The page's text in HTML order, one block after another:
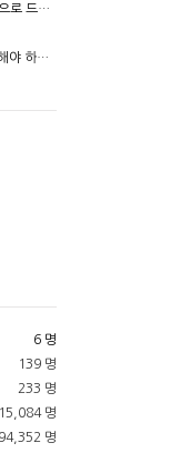
는 제사
는가
6 명
139 명
233 명
15,084 명
명